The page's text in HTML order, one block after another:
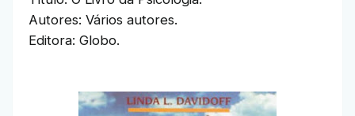
Autores: Vários autores.
Editora: Globo.